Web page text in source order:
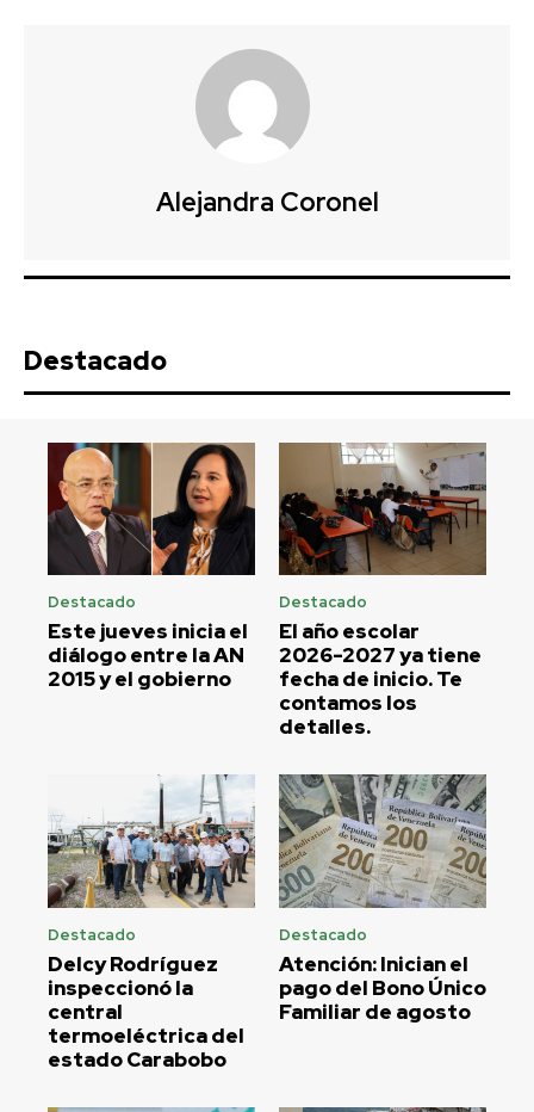
Alejandra Coronel
Destacado
Destacado
Este jueves inicia el
diálogo entre la AN
2015 y el gobierno
Destacado
El año escolar
2026-2027 ya tiene
fecha de inicio. Te
contamos los
detalles.
Destacado
Delcy Rodríguez
inspeccionó la
central
termoeléctrica del
estado Carabobo
Destacado
Atención: Inician el
pago del Bono Único
Familiar de agosto